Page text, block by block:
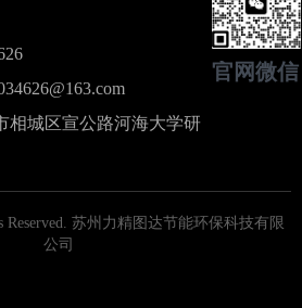
苏州力精图达节能环保科技有限
公司
相城区宣公路河海大学研
官网微信